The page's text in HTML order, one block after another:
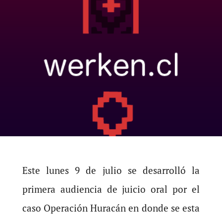
Este lunes 9 de julio se desarrolló la
primera audiencia de juicio oral por el
caso Operación Huracán en donde se esta